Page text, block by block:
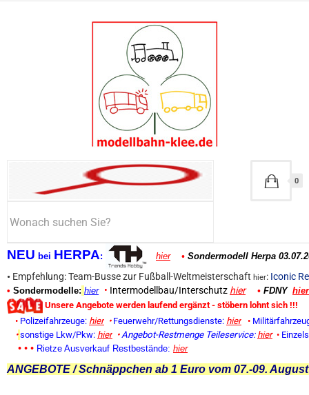
NEU bei HERPA: hier • Sondermodell Herpa
• Empfehlung: Team-Busse zur Fußball-Weltmeisterschaft hier: Iconic
• Sondermodelle: hier • Intermodellbau/Interschutz hier • FDNY hier
Unsere Angebote werden laufend ergänzt - stöbern lohnt sich !!!
• Polizeifahrzeuge: hier • Feuerwehr/Rettungsdienste: hier •
• sonstige Lkw/Pkw: hier • Angebot-Restmenge Teileservice: hier •
• • • Rietze Ausverkauf Restbestände: hier
ANGEBOTE / Schnäppchen ab 1 Euro vom 07.-09.
0